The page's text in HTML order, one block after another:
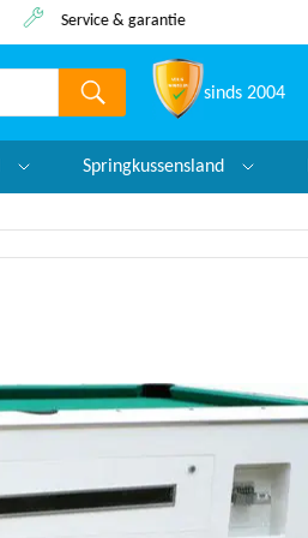
Winkel en showroom
sinds 2004
Springkussensland